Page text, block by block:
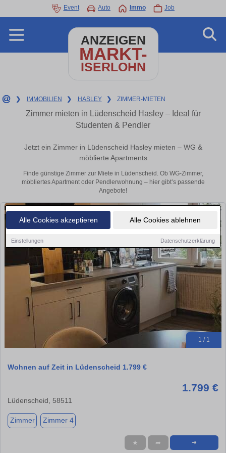
Alle Cookies akzeptieren Alle Cookies ablehnen
Einstellungen Datenschutzerklärung
Event Auto Immo Job
ANZEIGEN
MARKT-
ISERLOHN
❯ IMMOBILIEN ❯ HASLEY ❯ ZIMMER-MIETEN
Zimmer mieten in Lüdenscheid Hasley – Ideal für
Studenten & Pendler
Jetzt ein Zimmer in Lüdenscheid Hasley mieten – WG &
möblierte Apartments
Finde günstige Zimmer zur Miete in Lüdenscheid. Ob WG-Zimmer,
möbliertes Apartment oder Pendlerwohnung – hier gibt’s passende
Angebote!
1 / 1
Wohnen auf Zeit in Lüdenscheid 1.799 €
1.799 €
Lüdenscheid, 58511
Zimmer Zimmer 4
★ ➦ ➜